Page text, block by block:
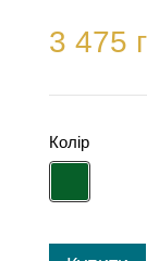
3 475
Колір